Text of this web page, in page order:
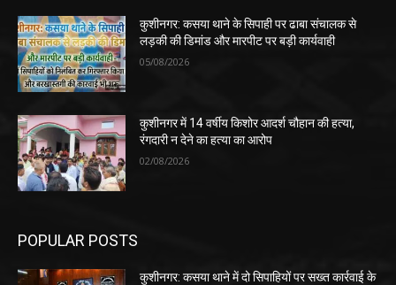
कुशीनगर: कसया थाने के सिपाही पर ढाबा संचालक से
लड़की की डिमांड और मारपीट पर बड़ी कार्यवाही
05/08/2026
कुशीनगर में 14 वर्षीय किशोर आदर्श चौहान की हत्या,
रंगदारी न देने का हत्या का आरोप
02/08/2026
POPULAR POSTS
कुशीनगर: कसया थाने में दो सिपाहियों पर सख्त कार्रवाई के